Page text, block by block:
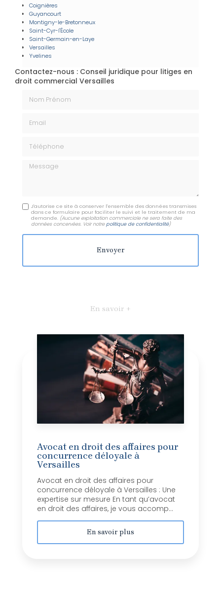
Coignières
Guyancourt
Montigny-le-Bretonneux
Saint-Cyr-l'École
Saint-Germain-en-Laye
Versailles
Yvelines
Contactez-nous : Conseil juridique pour litiges en
droit commercial Versailles
Message
J'autorise ce site à conserver l'ensemble des données transmises
dans ce formulaire pour faciliter le suivi et le traitement de ma
demande. (Aucune exploitation commerciale ne sera faite des
données concervées. Voir notrepolitique de confidentialité)
En savoir +
Avocat en droit des affaires pour
concurrence déloyale à
Versailles
Avocat en droit des affaires pour
concurrence déloyale à Versailles : Une
expertise sur mesure En tant qu’avocat
en droit des affaires, je vous accomp...
En savoir plus